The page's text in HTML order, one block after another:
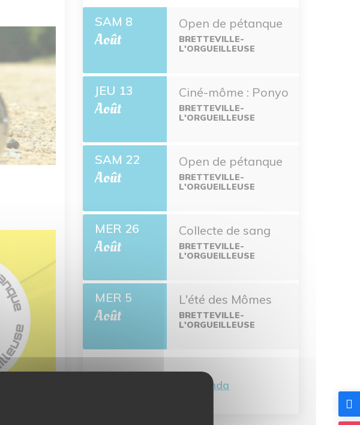
SAM 8
Août
Open de pétanque
BRETTEVILLE-
L'ORGUEILLEUSE
JEU 13
Août
Ciné-môme : Ponyo
BRETTEVILLE-
L'ORGUEILLEUSE
SAM 22
Août
Open de pétanque
BRETTEVILLE-
L'ORGUEILLEUSE
MER 26
Août
Collecte de sang
BRETTEVILLE-
L'ORGUEILLEUSE
MER 5
Août
L'été des Mômes
BRETTEVILLE-
L'ORGUEILLEUSE
Tout l'agenda